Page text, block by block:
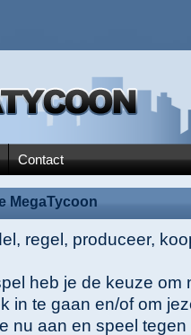
Contact
MegaTycoon
regel, produceer,
heb je de keuze om
in te gaan en/of om
nu aan en speel